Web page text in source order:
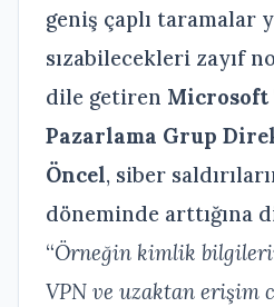
geniş çaplı taramalar
sızabilecekleri zayıf
dile getiren
Pazarlama Grup
Öncel, siber
döneminde arttığına
“Örneğin kimlik
VPN ve uzaktan erişim